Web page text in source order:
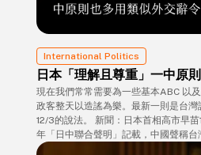
International Politics
日本「理解且尊重」一中原則
現在我們常常需要為一些基本ABC 以
政客整天以造謠為樂。最新一則是台
12/3的說法。 新聞：日本首相高市早
年「日中聯合聲明」記載，中國聲稱
本政府依舊保持「理解與尊重」的立